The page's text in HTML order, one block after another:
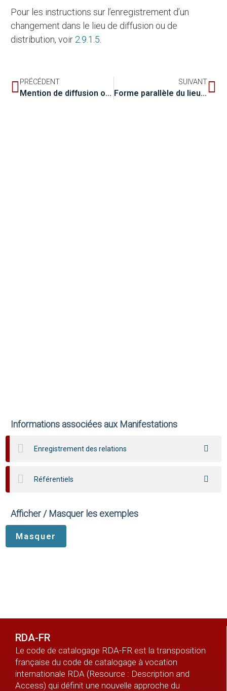
Pour les instructions sur l’enregistrement d’un
changement dans le lieu de diffusion ou de
distribution, voir 2.9.1.5
PRÉCÉDENT
Mention de diffusion ou de distribution
SUIVANT
Forme parallèle du lieu de diffusion ou de distribution
Informations associées aux Manifestations
Enregistrement des relations
Référentiels
Afficher / Masquer les exemples
RDA-FR
Le code de catalogage RDA-FR est la transposition
française du code de catalogage à vocation
internationale RDA (Resource : Description and
Access) qui définit une nouvelle approche du